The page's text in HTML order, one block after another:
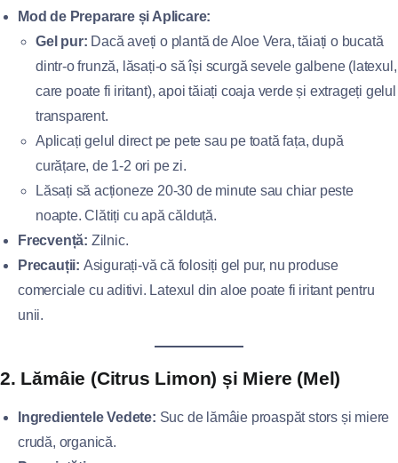
Mod de Preparare și Aplicare:
Gel pur: Dacă aveți o plantă de Aloe Vera, tăiați o bucată
dintr-o frunză, lăsați-o să își scurgă sevele galbene (latexul,
care poate fi iritant), apoi tăiați coaja verde și extrageți gelul
transparent.
Aplicați gelul direct pe pete sau pe toată fața, după
curățare, de 1-2 ori pe zi.
Lăsați să acționeze 20-30 de minute sau chiar peste
noapte. Clătiți cu apă călduță.
Frecvență: Zilnic.
Precauții: Asigurați-vă că folosiți gel pur, nu produse
comerciale cu aditivi. Latexul din aloe poate fi iritant pentru
unii.
2. Lămâie (Citrus Limon) și Miere (Mel)
Ingredientele Vedete: Suc de lămâie proaspăt stors și miere
crudă, organică.